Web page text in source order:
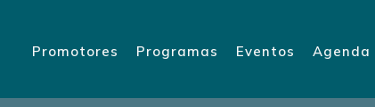
Promotores Programas Eventos Agenda